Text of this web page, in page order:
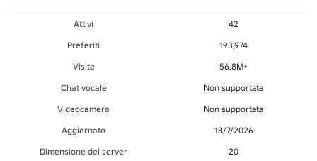
Attivi
42
Preferiti
193,974
Visite
56.8M+
Chat vocale
Non supportata
Videocamera
Non supportata
Aggiornato
18/7/2026
Dimensione del server
20